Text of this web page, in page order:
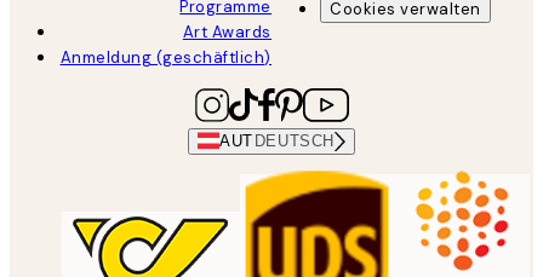
Programme
Art Awards
Anmeldung (geschäftlich)
Cookies verwalten
AUT DEUTSCH